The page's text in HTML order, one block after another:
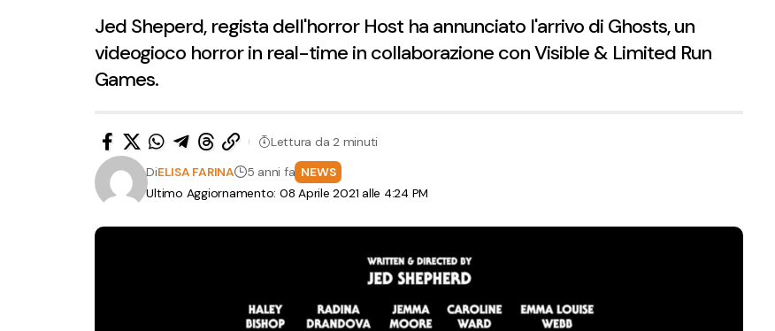
Jed Sheperd, regista dell'horror Host ha annunciato l'arrivo di Ghosts, un
videogioco horror in real-time in collaborazione con Visible & Limited Run
Games.
Ultimo Aggiornamento: 08 Aprile 2021 alle 4:24 PM
DiELISA FARINA 5 anni fa NEWS
Lettura da 2 minuti